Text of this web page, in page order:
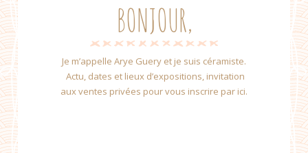
BONJOUR,
Je m’appelle Arye Guery et je suis céramiste.
Actu, dates et lieux d’expositions, invitation
aux ventes privées pour vous inscrire par ici.